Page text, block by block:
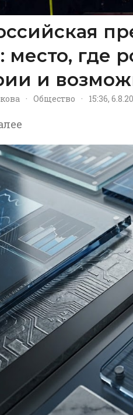
место, где
и
· Общество · 15:36,